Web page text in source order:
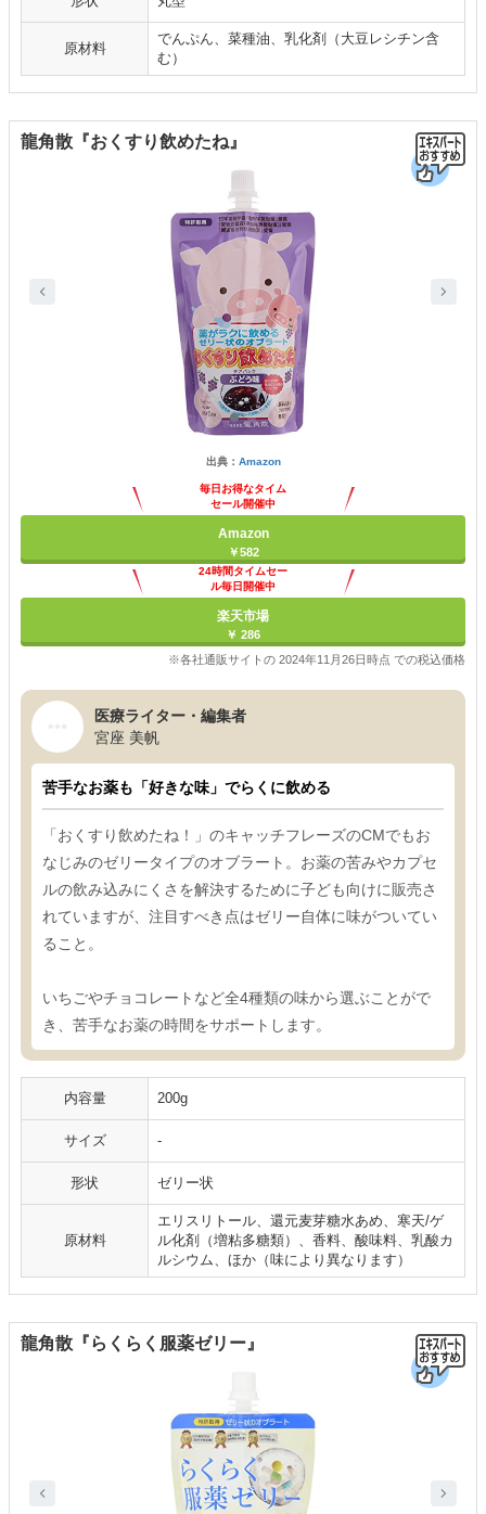
原材料
でんぷん、菜種油、乳化剤（大豆レシチン含
む）
龍角散『おくすり飲めたね』
出典： Amazon
毎日お得なタイム
セール開催中
Amazon
￥582
24時間タイムセー
ル毎日開催中
楽天市場
￥ 286
※各社通販サイトの 2024年11月26日時点 での税込価格
医療ライター・編集者
宮座 美帆
苦手なお薬も「好きな味」でらくに飲める
「おくすり飲めたね！」のキャッチフレーズのCMでもお
なじみのゼリータイプのオブラート。お薬の苦みやカプセ
ルの飲み込みにくさを解決するために子ども向けに販売さ
れていますが、注目すべき点はゼリー自体に味がついてい
ること。
いちごやチョコレートなど全4種類の味から選ぶことがで
き、苦手なお薬の時間をサポートします。
内容量 200g
サイズ -
形状 ゼリー状
原材料
エリスリトール、還元麦芽糖水あめ、寒天/ゲ
ル化剤（増粘多糖類）、香料、酸味料、乳酸カ
ルシウム、ほか（味により異なります）
龍角散『らくらく服薬ゼリー』